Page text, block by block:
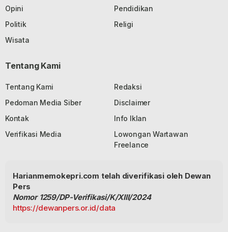
Opini
Pendidikan
Politik
Religi
Wisata
Tentang Kami
Tentang Kami
Redaksi
Pedoman Media Siber
Disclaimer
Kontak
Info Iklan
Verifikasi Media
Lowongan Wartawan
Freelance
Harianmemokepri.com telah diverifikasi oleh Dewan
Pers
Nomor 1259/DP-Verifikasi/K/XIII/2024
https://dewanpers.or.id/data